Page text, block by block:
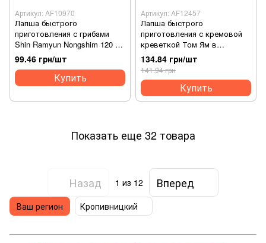
Артикул: AF10970
Лапша быстрого
приготовления с грибами
Shin Ramyun Nongshim 120 г.
(8801043150620)
99.46 грн/шт
Купить
Артикул: AF12457
Лапша быстрого
приготовления с кремовой
креветкой Том Ям в
стаканчике Mama 70 г.
(8850987146084)
134.84 грн/шт
141.94 грн
Купить
Показать еще 32 товара
Назад 1 из 12 Вперед
Ваш регион Кропивницкий